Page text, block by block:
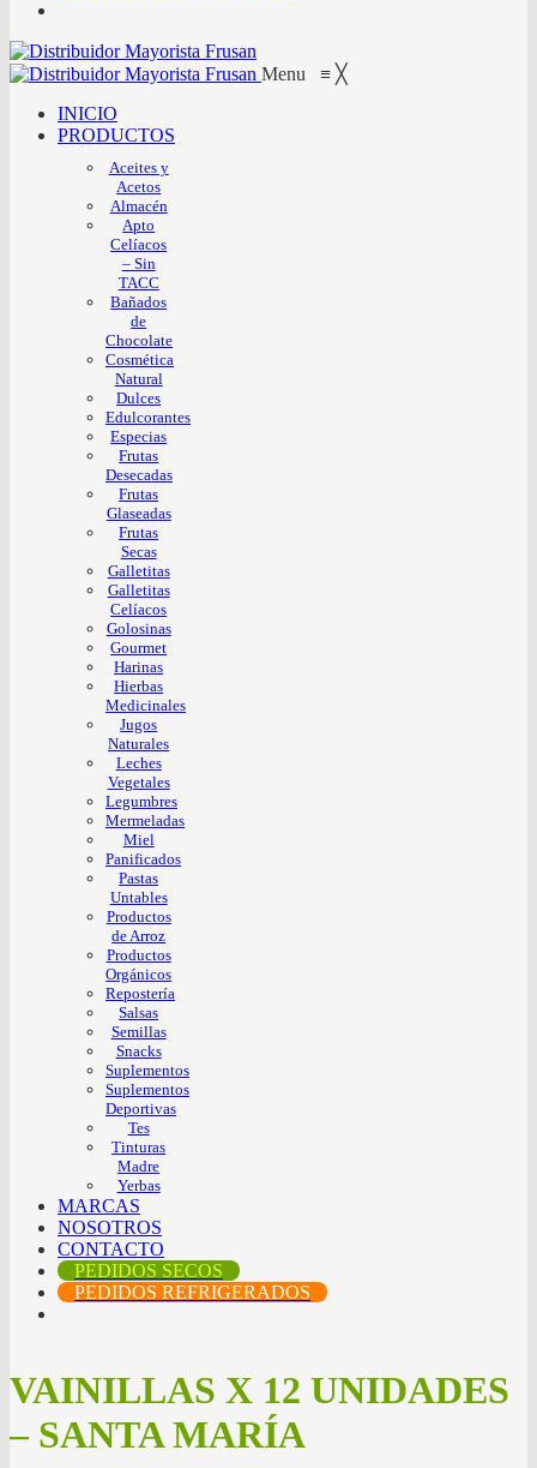
Menu ≡ ╳
INICIO
PRODUCTOS
Aceites y
Acetos
Almacén
Apto
Celíacos
– Sin
TACC
Bañados
de
Chocolate
Cosmética
Natural
Dulces
Edulcorantes
Especias
Frutas
Desecadas
Frutas
Glaseadas
Frutas
Secas
Galletitas
Galletitas
Celíacos
Golosinas
Gourmet
Harinas
Hierbas
Medicinales
Jugos
Naturales
Leches
Vegetales
Legumbres
Mermeladas
Miel
Panificados
Pastas
Untables
Productos
de Arroz
Productos
Orgánicos
Repostería
Salsas
Semillas
Snacks
Suplementos
Suplementos
Deportivas
Tes
Tinturas
Madre
Yerbas
MARCAS
NOSOTROS
CONTACTO
PEDIDOS SECOS
PEDIDOS REFRIGERADOS
VAINILLAS X 12 UNIDADES
– SANTA MARÍA